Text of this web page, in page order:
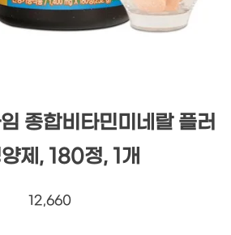
종합비타민미네랄 플러
제, 180정, 1개
12,660